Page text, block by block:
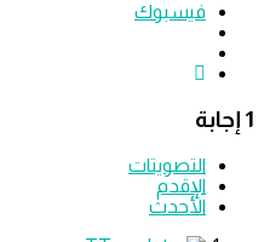
فيسبوك
التصويتات
الإقدم
الأحدث